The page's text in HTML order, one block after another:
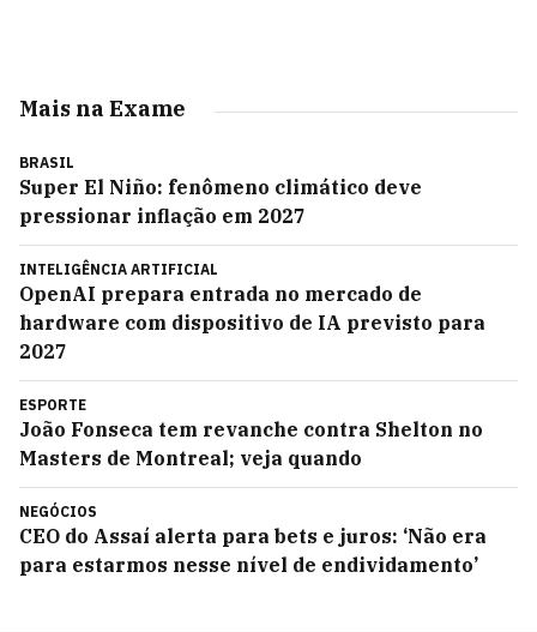
Mais na Exame
BRASIL
Super El Niño: fenômeno climático deve
pressionar inflação em 2027
INTELIGÊNCIA ARTIFICIAL
OpenAI prepara entrada no mercado de
hardware com dispositivo de IA previsto para
2027
ESPORTE
João Fonseca tem revanche contra Shelton no
Masters de Montreal; veja quando
NEGÓCIOS
CEO do Assaí alerta para bets e juros: ‘Não era
para estarmos nesse nível de endividamento’